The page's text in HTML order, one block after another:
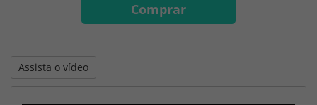
Comprar
Assista o vídeo